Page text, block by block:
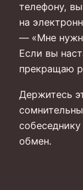
телефону,
на
— «Мне
Если вы
прекращаю
Держитесь
обмен.